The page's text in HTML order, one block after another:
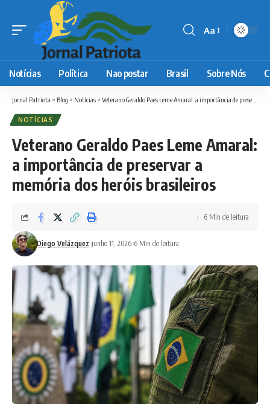
Font
Aa
Notícias Política Nao postar Brasil Sobre Nós
Jornal Patriota > Blog > Notícias > Veterano Geraldo Paes Leme Amaral: a importância de preservar a memória dos heróis brasileiros
NOTÍCIAS
Veterano Geraldo Paes Leme Amaral:
a importância de preservar a
memória dos heróis brasileiros
Diego Velázquez junho 11, 2026 6 Min de leitura
6 Min de leitura